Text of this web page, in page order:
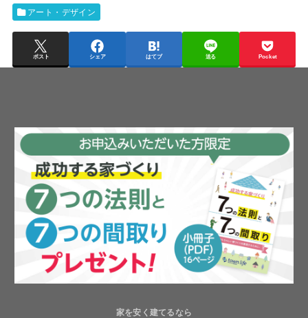
アート・デザイン
ポスト シェア はてブ 送る Pocket
家を安く建てるなら